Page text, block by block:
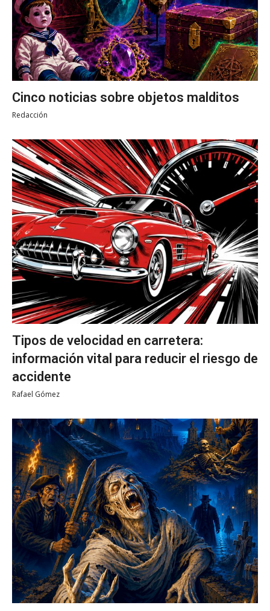
Cinco noticias sobre objetos malditos
Redacción
Tipos de velocidad en carretera:
información vital para reducir el riesgo de
accidente
Rafael Gómez